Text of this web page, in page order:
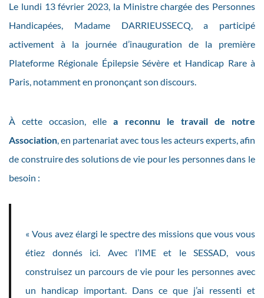
Le lundi 13 février 2023, la Ministre chargée des Personnes
Handicapées, Madame DARRIEUSSECQ, a participé
activement à la journée d’inauguration de la première
Plateforme Régionale Épilepsie Sévère et Handicap Rare à
Paris, notamment en prononçant son discours.
À cette occasion, ellea reconnu le travail de notre
Association, en partenariat avec tous les acteurs experts, afin
de construire des solutions de vie pour les personnes dans le
besoin :
« Vous avez élargi le spectre des missions que vous vous
étiez donnés ici. Avec l’IME et le SESSAD, vous
construisez un parcours de vie pour les personnes avec
un handicap important. Dans ce que j’ai ressenti et